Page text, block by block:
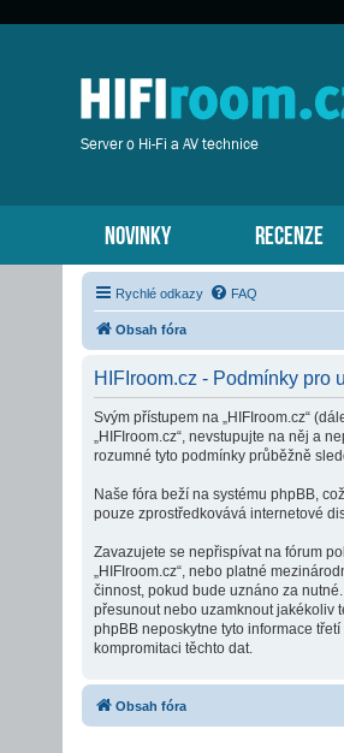
Server o Hi-Fi a AV technice
NOVINKY RECENZE
Rychlé odkazy FAQ
Obsah fóra
HIFIroom.cz - Podmínky pro
Svým přístupem na „HIFIroom.cz“
„HIFIroom.cz“, nevstupujte na něj a
rozumné tyto podmínky průběžně
Naše fóra beží na systému phpBB,
pouze zprostředkovává internetové
Zavazujete se nepřispívat na fórum
„HIFIroom.cz“, nebo platné
činnost, pokud bude uznáno za
přesunout nebo uzamknout jakékoliv
phpBB neposkytne tyto informace
kompromitaci těchto dat.
Obsah fóra